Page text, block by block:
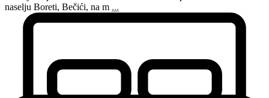
naselju Boreti, Bečići, na m ...